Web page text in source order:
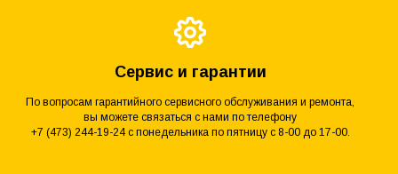
Сервис и гарантии
По вопросам гарантийного сервисного обслуживания и ремонта,
вы можете связаться с нами по телефону
+7 (473) 244-19-24 с понедельника по пятницу с 8-00 до 17-00.